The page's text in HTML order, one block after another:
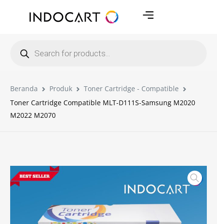
Beranda Produk
Toner Cartridge - Compatible
Toner Cartridge Compatible MLT-D111S-Samsung M2020
M2022 M2070